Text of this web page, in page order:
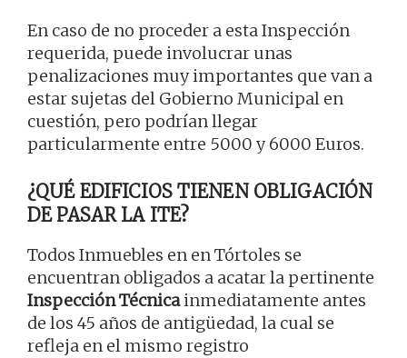
En caso de no proceder a esta Inspección
requerida, puede involucrar unas
penalizaciones muy importantes que van a
estar sujetas del Gobierno Municipal en
cuestión, pero podrían llegar
particularmente entre 5000 y 6000 Euros.
¿QUÉ EDIFICIOS TIENEN OBLIGACIÓN
DE PASAR LA ITE?
Todos Inmuebles en en Tórtoles se
encuentran obligados a acatar la pertinente
Inspección Técnicainmediatamente antes
de los 45 años de antigüedad, la cual se
refleja en el mismo registro